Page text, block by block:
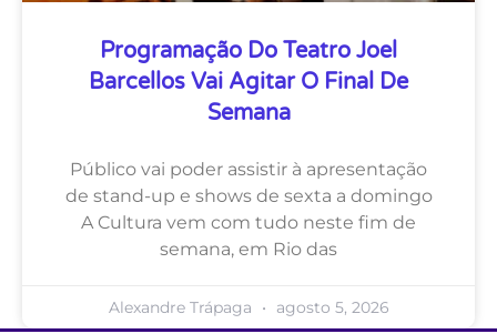
Programação Do Teatro Joel
Barcellos Vai Agitar O Final De
Semana
Público vai poder assistir à apresentação
de stand-up e shows de sexta a domingo
A Cultura vem com tudo neste fim de
semana, em Rio das
Alexandre Trápaga agosto 5, 2026